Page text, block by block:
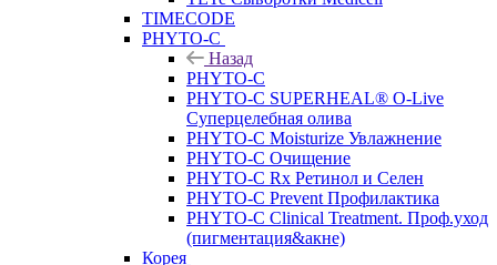
TIMECODE
PHYTO-C
Назад
PHYTO-C
PHYTO-C SUPERHEAL® O-Live
Суперцелебная олива
PHYTO-C Moisturize Увлажнение
PHYTO-C Очищение
PHYTO-C Rx Ретинол и Селен
PHYTO-C Prevent Профилактика
PHYTO-C Clinical Treatment. Проф.уход
(пигментация&акне)
Корея